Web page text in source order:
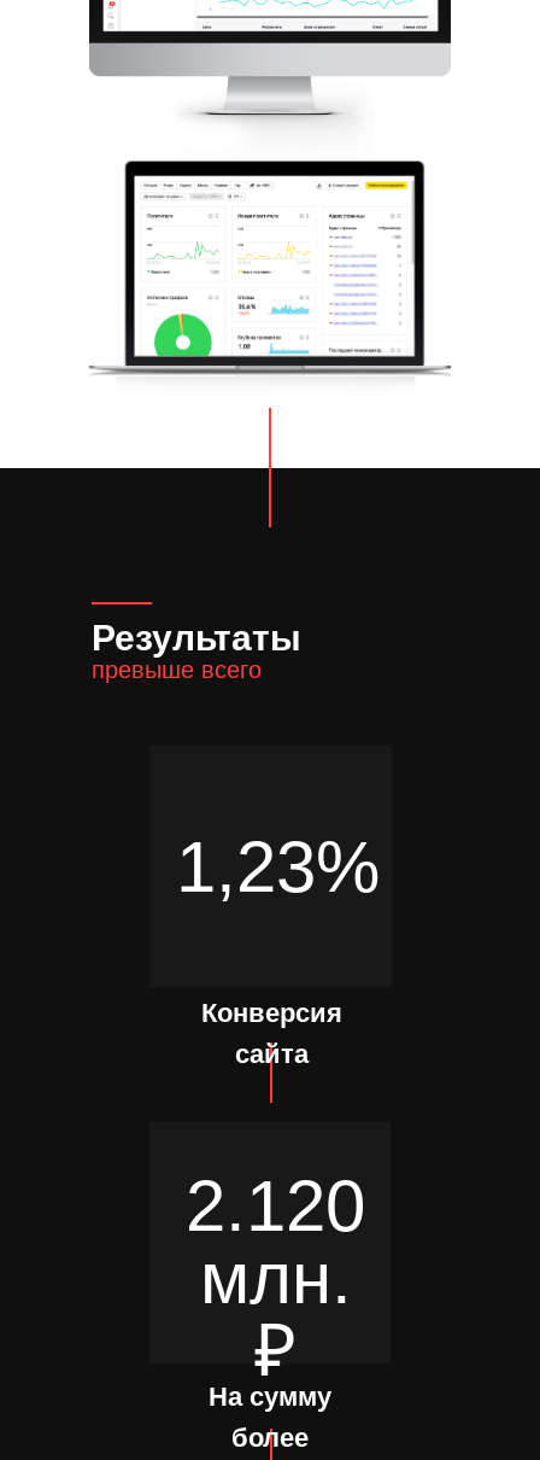
Результаты
превыше всего
Конверсия
сайта
На сумму
более
1,23%
2.120
млн.
₽